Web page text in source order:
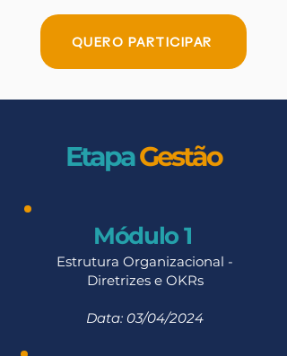
QUERO PARTICIPAR
EtapaGestão
Módulo 1
Estrutura Organizacional -
Diretrizes e OKRs
Data: 03/04/2024